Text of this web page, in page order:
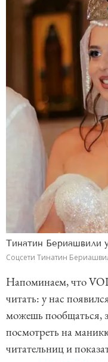
Тинатин Бериашвили
Соцсети Тинатин
Напоминаем, что
читать: у нас
можешь пообщаться,
посмотреть на
читательниц и